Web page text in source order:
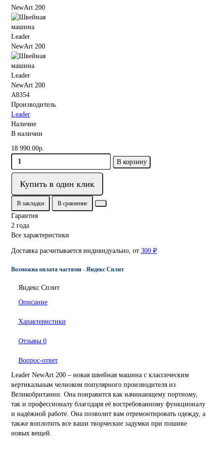
A8354
Производитель
Leader
Наличие
В наличии
18 990.00р.
В корзину
Купить в один клик
В закладки В сравнение
Гарантия
2 года
Все характеристики
Доставка расчитывается индивидуально, от 300 ₽
Возможна оплата частями - Яндекс Сплит
Яндекс Сплит
Описание
Характеристики
Отзывы 0
Вопрос-ответ
Leader NewArt 200 – новая швейная машина с классическим
вертикальным челноком популярного производителя из
Великобритании. Она понравится как начинающему портному,
так и профессионалу благодаря её востребованному функционалу
и надёжной работе. Она позволит вам отремонтировать одежду, а
также воплотить все ваши творческие задумки при пошиве
новых вещей.